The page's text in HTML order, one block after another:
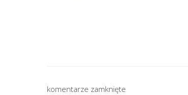
komentarze zamknięte